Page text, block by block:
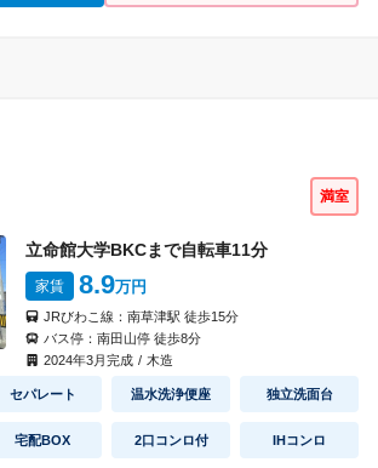
満室
立命館大学BKCまで自転車11分
家賃 8.9万円
JRびわこ線： 南草津駅 徒歩15分
バス停： 南田山停徒歩8分
2024年3月完成 / 木造
セパレート 温水洗浄便座 独立洗面台
宅配BOX 2口コンロ付 IHコンロ